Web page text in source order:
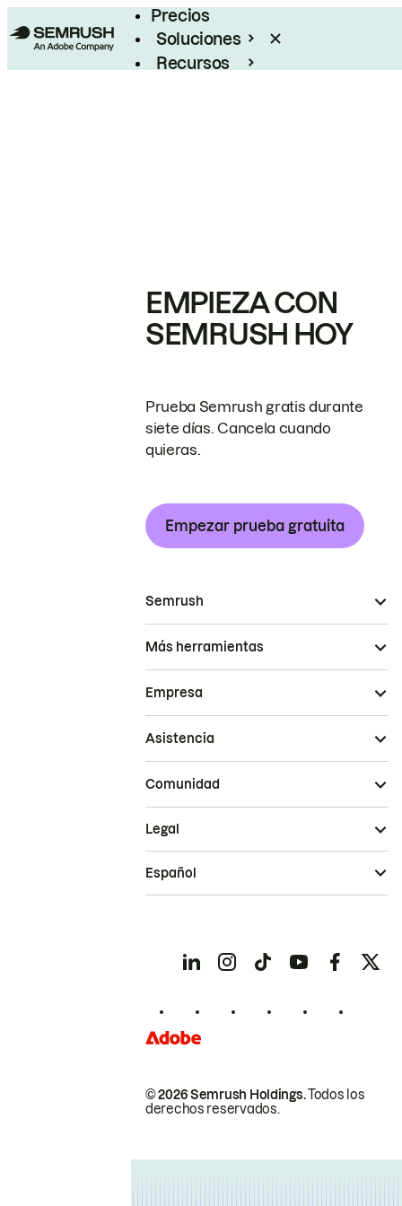
Precios
Soluciones
Recursos
EMPIEZA CON
SEMRUSH HOY
Prueba Semrush gratis durante
siete días. Cancela cuando
quieras.
Empezar prueba gratuita
Semrush
Más herramientas
Empresa
Asistencia
Comunidad
© 2026 Semrush Holdings.Todos los
derechos reservados.
Legal
Español